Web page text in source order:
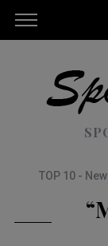
TOP 10 -